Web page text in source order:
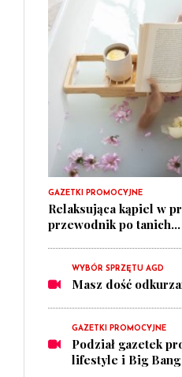
GAZETKI PROMOCYJNE
Relaksująca kąpiel w
przewodnik po tanich...
WYBÓR SPRZĘTU AGD
Masz dość
GAZETKI PROMOCYJNE
Podział gazetek
lifestyle i Big Bang